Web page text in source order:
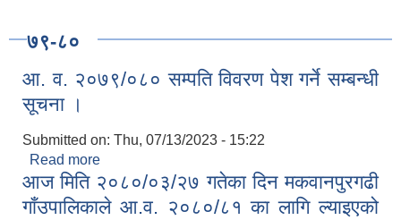
७९-८०
आ. व. २०७९/०८० सम्पति विवरण पेश गर्ने सम्बन्धी
सूचना ।
Submitted on: Thu, 07/13/2023 - 15:22
Read more
सूचना ।
आज मिति २०८०/०३/२७ गतेका दिन मकवानपुरगढी
गाँउपालिकाले आ.व. २०८०/८१ का लागि ल्‍याइएको